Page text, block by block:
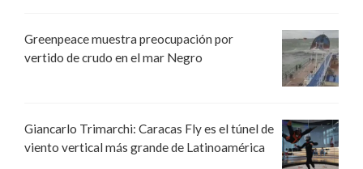
Greenpeace muestra preocupación por
vertido de crudo en el mar Negro
Giancarlo Trimarchi: Caracas Fly es el túnel de
viento vertical más grande de Latinoamérica